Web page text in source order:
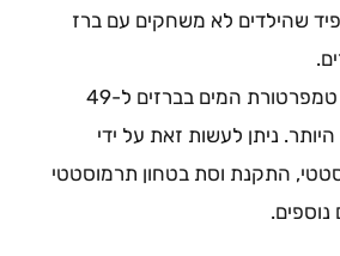
שהילדים לא משחקים עם ברז
מומלץ להגביל את טמפרטורת המים בברזים ל-49
ניתן לעשות זאת על ידי
התקנת וסת בטחון תרמוסטטי
נוספים.